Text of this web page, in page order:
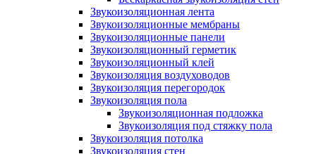
Звукоизоляционная лента
Звукоизоляционные мембраны
Звукоизоляционные панели
Звукоизоляционный герметик
Звукоизоляционный клей
Звукоизоляция воздуховодов
Звукоизоляция перегородок
Звукоизоляция пола
Звукоизоляционная подложка
Звукоизоляция под стяжку пола
Звукоизоляция потолка
Звукоизоляция стен